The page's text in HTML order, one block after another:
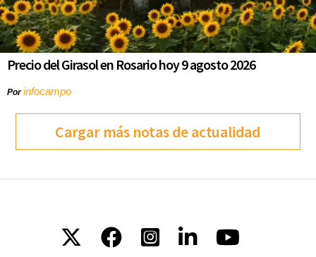
Precio del Girasol en Rosario hoy 9 agosto 2026
Porinfocampo
Cargar más notas de actualidad